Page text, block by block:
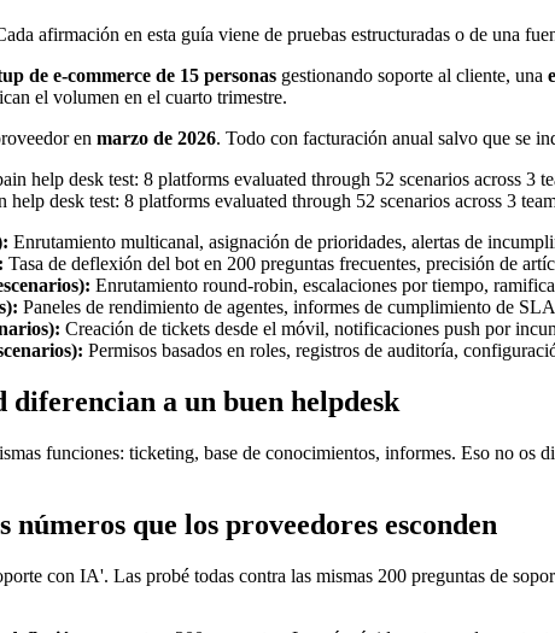
afirmación en esta guía viene de pruebas estructuradas o de una
de e-commerce de 15 personas gestionando soporte al cliente, una
el volumen en el cuarto trimestre.
en marzo de 2026. Todo con facturación anual salvo que se
desk test: 8 platforms evaluated through 52 scenarios across 3
Enrutamiento multicanal, asignación de prioridades, alertas de
Tasa de deflexión del bot en 200 preguntas frecuentes, precisión de
Enrutamiento round-robin, escalaciones por tiempo,
Paneles de rendimiento de agentes, informes de cumplimiento de
Creación de tickets desde el móvil, notificaciones push por
Permisos basados en roles, registros de auditoría,
diferencian a un buen helpdesk
funciones: ticketing, base de conocimientos, informes. Eso no os
que los proveedores esconden
con IA'. Las probé todas contra las mismas 200 preguntas de